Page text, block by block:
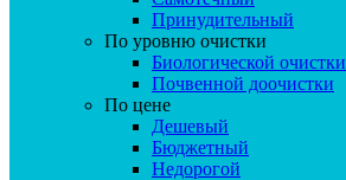
Принудительный
По уровню очистки
Биологической очистки
Почвенной доочистки
По цене
Дешевый
Бюджетный
Недорогой